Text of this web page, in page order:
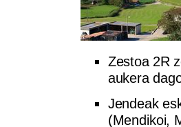
Zestoa 2R
aukera
Jendeak
(Mendikoi,